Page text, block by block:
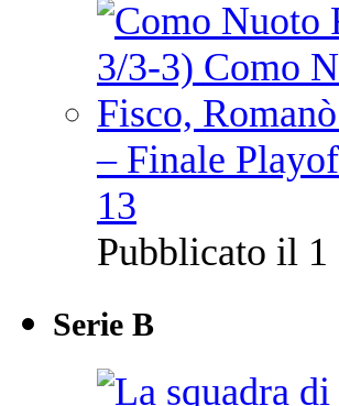
– Finale
13
Pubblicato il 1
Serie B